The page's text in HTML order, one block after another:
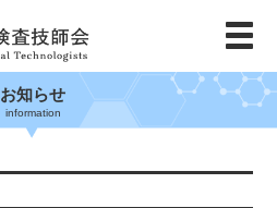
お知らせ
information